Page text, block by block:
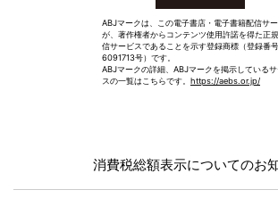
ABJマークは、この電子書店・電子書籍配信サー
が、著作権者からコンテンツ使用許諾を得た正
信サービスであることを示す登録商標（登録番
6091713号）です。
ABJマークの詳細、ABJマークを掲示している
スの一覧はこちらです。 https://aebs.or.jp/
消費税総額表示についてのお